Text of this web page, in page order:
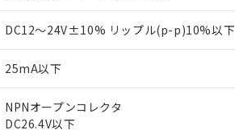
DC12～24V±10% リップル(p-p)10%以下
25mA以下
NPNオープンコレクタ
DC26.4V以下